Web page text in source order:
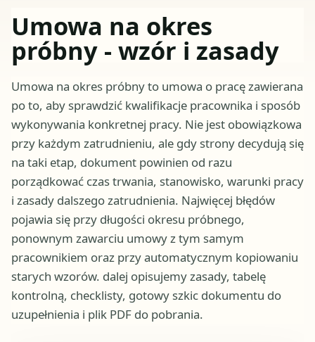
Umowa na okres
próbny - wzór i zasady
Umowa na okres próbny to umowa o pracę zawierana
po to, aby sprawdzić kwalifikacje pracownika i sposób
wykonywania konkretnej pracy. Nie jest obowiązkowa
przy każdym zatrudnieniu, ale gdy strony decydują się
na taki etap, dokument powinien od razu
porządkować czas trwania, stanowisko, warunki pracy
i zasady dalszego zatrudnienia. Najwięcej błędów
pojawia się przy długości okresu próbnego,
ponownym zawarciu umowy z tym samym
pracownikiem oraz przy automatycznym kopiowaniu
starych wzorów. dalej opisujemy zasady, tabelę
kontrolną, checklisty, gotowy szkic dokumentu do
uzupełnienia i plik PDF do pobrania.